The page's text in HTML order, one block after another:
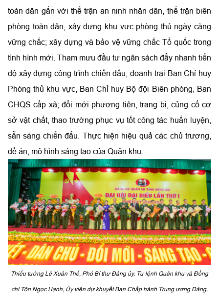
toàn dân gắn với thế trận an ninh nhân dân, thế trận biên
phòng toàn dân, xây dựng khu vực phòng thủ ngày càng
vững chắc; xây dựng và bảo vệ vững chắc Tổ quốc trong
tình hình mới. Tham mưu đầu tư ngân sách đẩy nhanh tiến
độ xây dựng công trình chiến đấu, doanh trại Ban Chỉ huy
Phòng thủ khu vực, Ban Chỉ huy Bộ đội Biên phòng, Ban
CHQS cấp xã; đổi mới phương tiện, trang bị, củng cố cơ
sở vật chất, thao trường phục vụ tốt công tác huấn luyện,
sẵn sàng chiến đấu. Thực hiện hiệu quả các chủ trương,
đề án, mô hình sáng tạo của Quân khu.
Thiếu tướng Lê Xuân Thế, Phó Bí thư Đảng ủy, Tư lệnh Quân khu và Đồng
chí Tôn Ngọc Hạnh, Ủy viên dự khuyết Ban Chấp hành Trung ương Đảng,